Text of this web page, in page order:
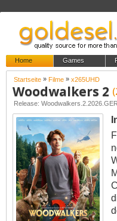
Home Games
Startseite » Filme » x265UHD
Woodwalkers 2
Release: